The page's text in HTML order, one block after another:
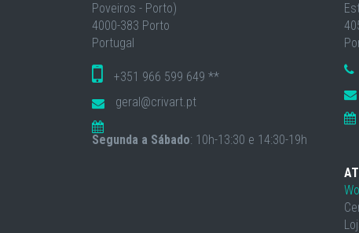
Poveiros - Porto)
4000-383 Porto
Portugal
+351 966 599 649 **
geral@crivart.pt
Segunda a Sábado: 10h-13:30 e 14:30-19h